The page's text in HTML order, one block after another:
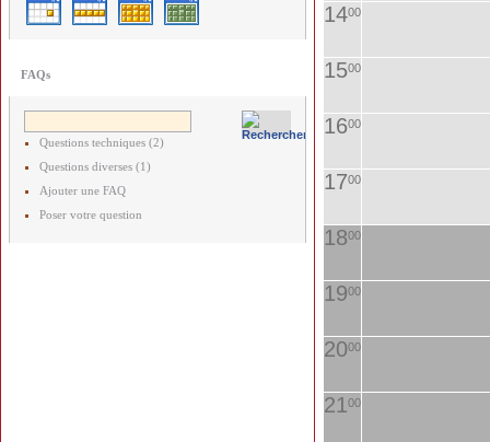
FAQs
Questions techniques (2)
Questions diverses (1)
Ajouter une FAQ
Poser votre question
1400
1500
1600
1700
1800
1900
2000
2100